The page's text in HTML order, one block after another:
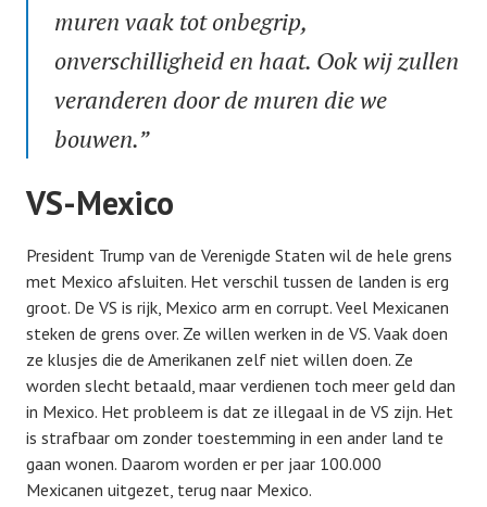
muren vaak tot onbegrip,
onverschilligheid en haat. Ook wij zullen
veranderen door de muren die we
bouwen.”
VS-Mexico
President Trump van de Verenigde Staten wil de hele grens
met Mexico afsluiten. Het verschil tussen de landen is erg
groot. De VS is rijk, Mexico arm en corrupt. Veel Mexicanen
steken de grens over. Ze willen werken in de VS. Vaak doen
ze klusjes die de Amerikanen zelf niet willen doen. Ze
worden slecht betaald, maar verdienen toch meer geld dan
in Mexico. Het probleem is dat ze illegaal in de VS zijn. Het
is strafbaar om zonder toestemming in een ander land te
gaan wonen. Daarom worden er per jaar 100.000
Mexicanen uitgezet, terug naar Mexico.